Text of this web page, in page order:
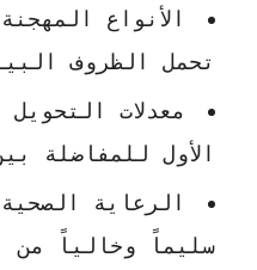
الأنواع
تحمل الظروف
معدلات
الأول للمفاضلة
الرعاية
سليماً وخالياً من